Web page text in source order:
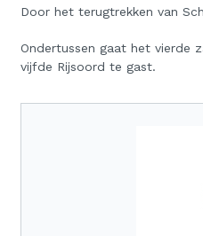
Door het terugtrekken van
Ondertussen gaat het vierde
vijfde Rijsoord te gast.